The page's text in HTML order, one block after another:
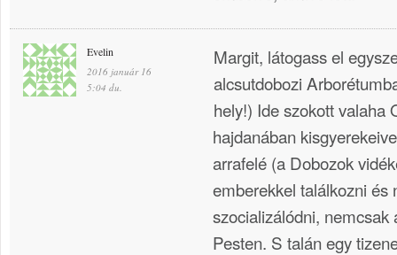
Evelin
2016 január 16
5:04 du.
Margit, látogass el
alcsutdobozi
hely!) Ide szokott valaha
hajdanában
arrafelé (a Dobozok
emberekkel találkozni és
szocializálódni, nemcsak
Pesten. S talán egy